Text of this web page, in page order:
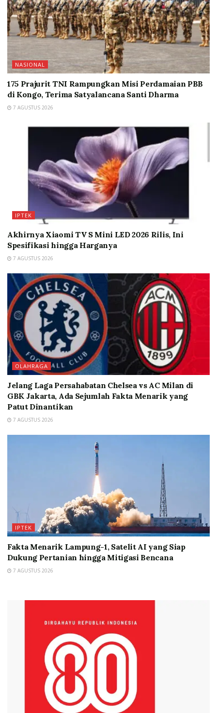
NASIONAL
175 Prajurit TNI Rampungkan Misi Perdamaian PBB
di Kongo, Terima Satyalancana Santi Dharma
7 AGUSTUS 2026
IPTEK
Akhirnya Xiaomi TV S Mini LED 2026 Rilis, Ini
Spesifikasi hingga Harganya
7 AGUSTUS 2026
OLAHRAGA
Jelang Laga Persahabatan Chelsea vs AC Milan di
GBK Jakarta, Ada Sejumlah Fakta Menarik yang
Patut Dinantikan
7 AGUSTUS 2026
IPTEK
Fakta Menarik Lampung-1, Satelit AI yang Siap
Dukung Pertanian hingga Mitigasi Bencana
7 AGUSTUS 2026